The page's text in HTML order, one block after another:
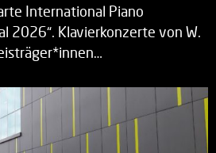
International Piano
2026“. Klavierkonzerte von W.